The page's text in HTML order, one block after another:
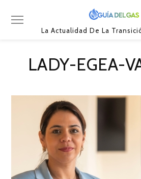
La Actualidad De La
LADY-EGEA-